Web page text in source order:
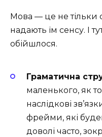
Мова — це не тільки
надають їм сенсу. І
обійшлося. ️
Граматична
маленького, як
наслідкові
фрейми, які
доволі часто,